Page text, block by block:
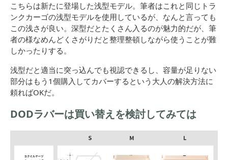
こちらは新たに登場した浅型モデル。筆者はこれと同じトラ
ンクカーゴの浅型モデルを使用しているが、なんと言っても
この浅さが良い。深型だとたくさん入るのが魅力的だが、筆
者の様なめんどくさがりだと整理整頓しながら使うことが難
しかったりする。
浅型だと適当に突っ込んでも視認できるし、容量が足りない
部分はもう1個購入してカバーするという大人の解決方法に
頼ればOKだ。
DODラバーは買い替えを検討してみては